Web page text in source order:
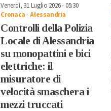
Venerdì, 31 Luglio 2026 - 05:30
Cronaca-Alessandria
Controlli della Polizia
Locale di Alessandria
su monopattini e bici
elettriche: il
misuratore di
velocità smaschera i
mezzi truccati